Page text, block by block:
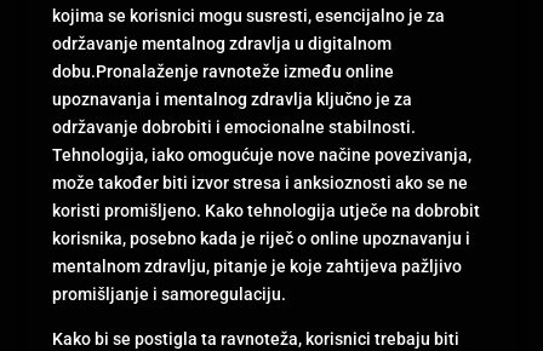
kojima se korisnici mogu susresti, esencijalno je za
održavanje mentalnog zdravlja u digitalnom
dobu.Pronalaženje ravnoteže između online
upoznavanja i mentalnog zdravlja ključno je za
održavanje dobrobiti i emocionalne stabilnosti.
Tehnologija, iako omogućuje nove načine povezivanja,
može također biti izvor stresa i anksioznosti ako se ne
koristi promišljeno. Kako tehnologija utječe na dobrobit
korisnika, posebno kada je riječ o online upoznavanju i
mentalnom zdravlju, pitanje je koje zahtijeva pažljivo
promišljanje i samoregulaciju.
Kako bi se postigla ta ravnoteža, korisnici trebaju biti